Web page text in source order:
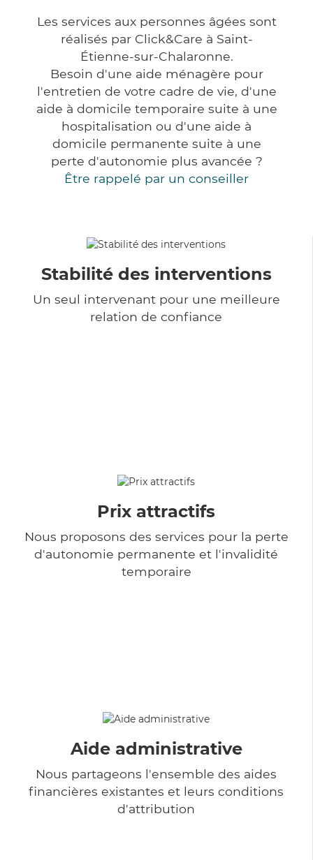
Les services aux personnes âgées sont
réalisés par Click&Care à Saint-
Étienne-sur-Chalaronne.
Besoin d'une aide ménagère pour
l'entretien de votre cadre de vie, d'une
aide à domicile temporaire suite à une
hospitalisation ou d'une aide à
domicile permanente suite à une
perte d'autonomie plus avancée ?
Être rappelé par un conseiller
Stabilité des interventions
Un seul intervenant pour une meilleure
relation de confiance
Prix attractifs
Nous proposons des services pour la perte
d'autonomie permanente et l'invalidité
temporaire
Aide administrative
Nous partageons l'ensemble des aides
financières existantes et leurs conditions
d'attribution